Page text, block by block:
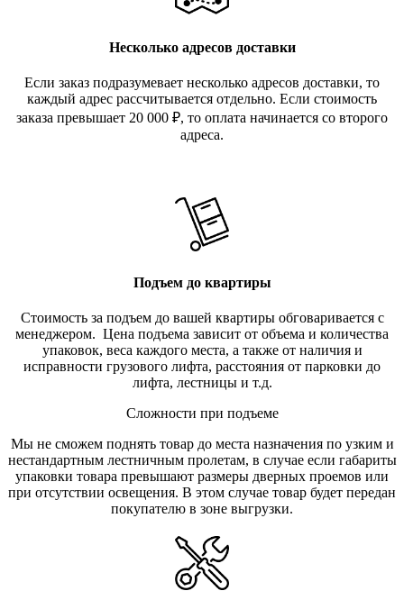
Несколько адресов доставки
Если заказ подразумевает несколько адресов доставки, то
каждый адрес рассчитывается отдельно. Если стоимость
заказа превышает 20 000 ₽, то оплата начинается со второго
адреса.
Подъем до квартиры
Стоимость за подъем до вашей квартиры обговаривается с
менеджером. Цена подъема зависит от объема и количества
упаковок, веса каждого места, а также от наличия и
исправности грузового лифта, расстояния от парковки до
лифта, лестницы и т.д.
Сложности при подъеме
Мы не сможем поднять товар до места назначения по узким и
нестандартным лестничным пролетам, в случае если габариты
упаковки товара превышают размеры дверных проемов или
при отсутствии освещения. В этом случае товар будет передан
покупателю в зоне выгрузки.